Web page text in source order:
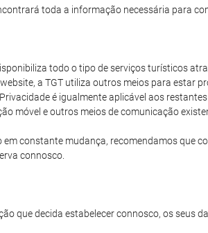
toda a informação necessária para
todo o tipo de serviços turísticos
a TGT utiliza outros meios para estar
é igualmente aplicável aos
móvel e outros meios de comunicação
em constante mudança, recomendamos que
connosco.
que decida estabelecer connosco, os seus